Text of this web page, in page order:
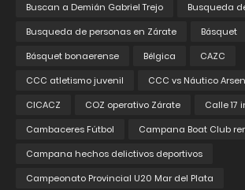
Buscan a Demián Gabriel Trejo
Busqueda
Busqueda de personas en Zárate
Básquet
Básquet bonaerense
Bélgica
CAZC
CCC atletismo juvenil
CCC vs Náutico
CICACZ
COZ operativo Zárate
Calle 17
Cambaceres Fútbol
Campana Boat Club
Campana hechos delictivos deportivos
Campeonato Provincial U20 Mar del Plata